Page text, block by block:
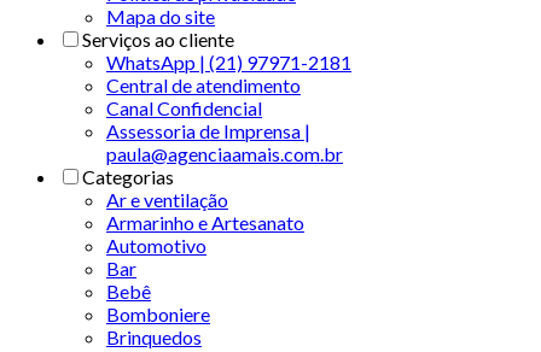
Mapa do site
Serviços ao cliente
WhatsApp | (21) 97971-2181
Central de atendimento
Canal Confidencial
Assessoria de Imprensa |
paula@agenciaamais.com.br
Categorias
Ar e ventilação
Armarinho e Artesanato
Automotivo
Bar
Bebê
Bomboniere
Brinquedos